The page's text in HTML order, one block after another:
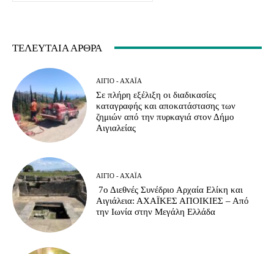
ΤΕΛΕΥΤΑΊΑ ΆΡΘΡΑ
ΑΊΓΙΟ - ΑΧΑΪ́Α
Σε πλήρη εξέλιξη οι διαδικασίες
καταγραφής και αποκατάστασης των
ζημιών από την πυρκαγιά στον Δήμο
Αιγιαλείας
ΑΊΓΙΟ - ΑΧΑΪ́Α
7ο Διεθνές Συνέδριο Αρχαία Ελίκη και
Αιγιάλεια: ΑΧΑΪΚΕΣ ΑΠΟΙΚΙΕΣ – Από
την Ιωνία στην Μεγάλη Ελλάδα